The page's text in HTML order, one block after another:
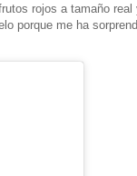
rojos a tamaño
porque me ha